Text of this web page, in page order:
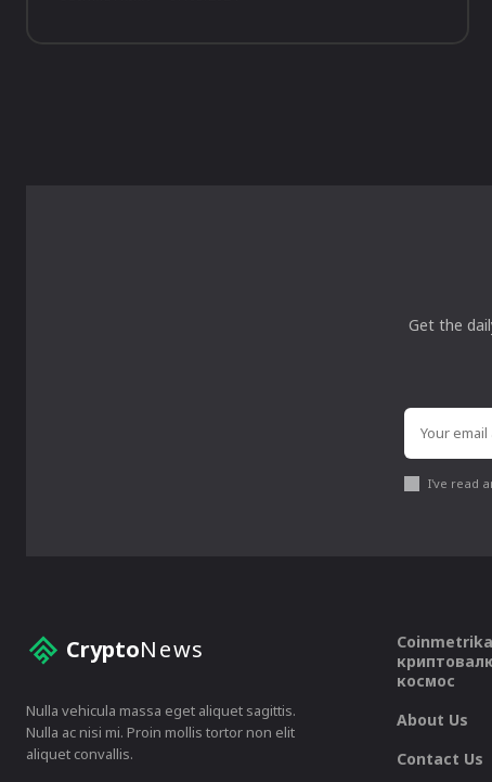
Get the
I've read
CryptoNews
Nulla vehicula massa eget aliquet sagittis.
Nulla ac nisi mi. Proin mollis tortor non elit
aliquet convallis.
космос
About Us
Contact Us